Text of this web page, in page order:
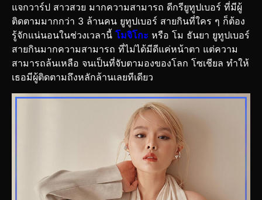
แจกวาร์ป สาวสวย มากความสามารถ ดีกรียูทูปเบอร์ ที่มีผู้
ติดตามมากกว่า 3 ล้านคน ยูทูปเบอร์ สายกินที่ใคร ๆ ก็ต้อง
รู้จักแน่นอนในช่วงเวลานี้ โมจิโกะ หรือ โม ธันยา ยูทูปเบอร์
สายกินมากความสามารถ ที่ไม่ได้มีดีแค่หน้าตา แต่ความ
สามารถล้นเหลือ จนเป็นที่จับตามองของโลก โซเชียล ทำให้
เธอมีผู้ติดตามถึงหลักล้านเลยทีเดียว